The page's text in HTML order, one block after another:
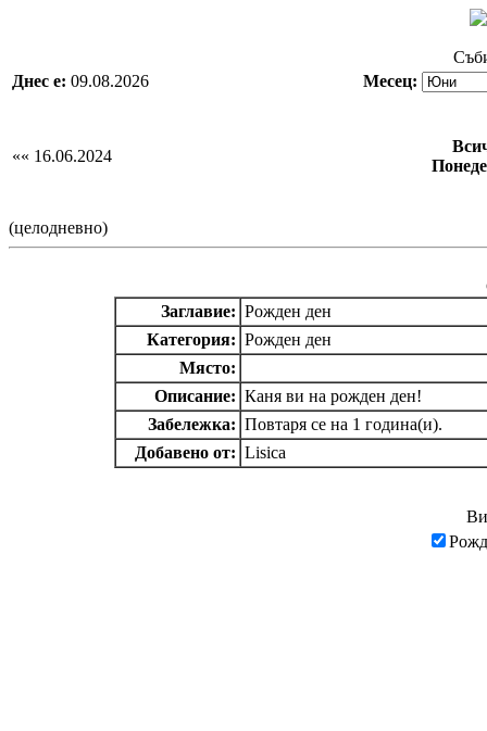
Днес е: 09.08.2026 Месец:
«« 16.06.2024
(целодневно)
Заглавие: Рожден ден
Категория: Рожден ден
Място:
Описание: Каня ви на рожден ден!
Забележка: Повтаря се на 1 година(и).
Добавено от: Lisica